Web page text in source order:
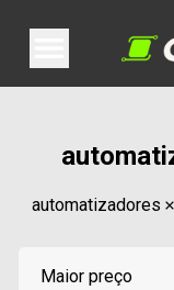
automatizadores